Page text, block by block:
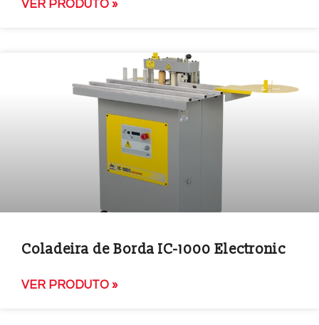
VER PRODUTO »
Coladeira de Borda IC-1000 Electronic
VER PRODUTO »